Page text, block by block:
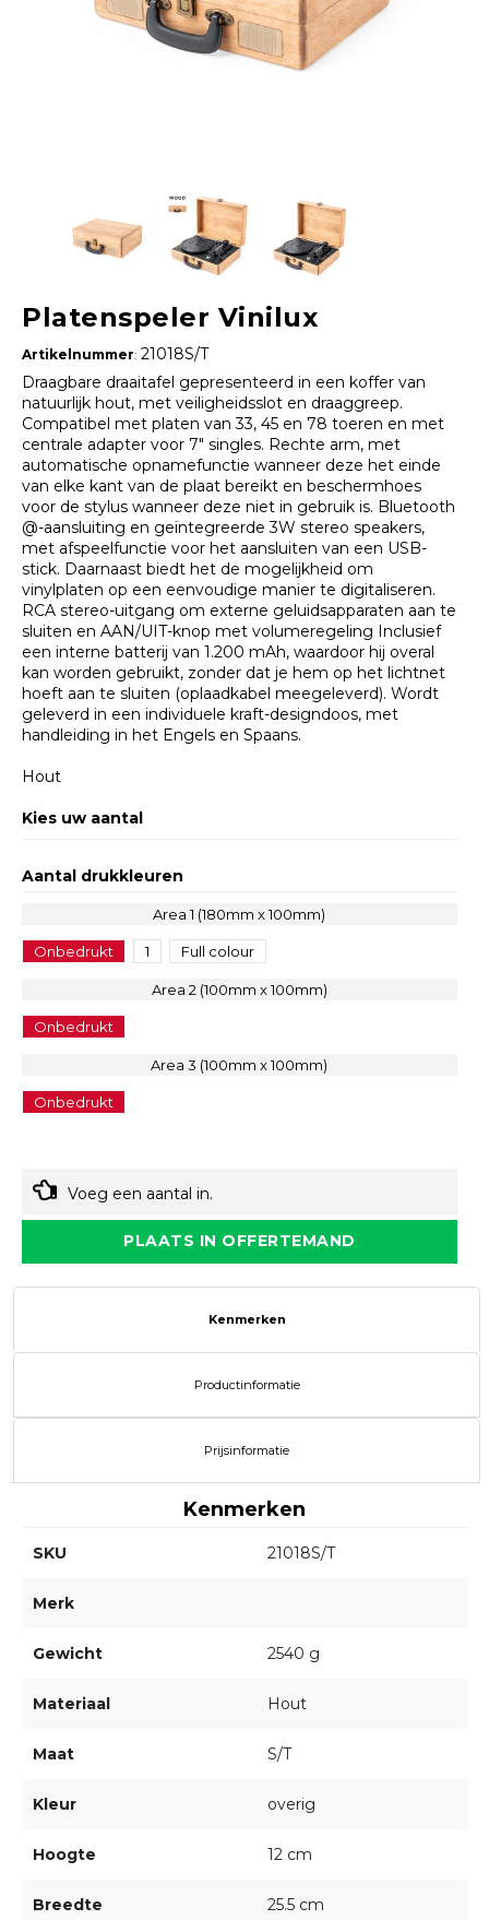
Platenspeler Vinilux
Artikelnummer:21018S/T
Draagbare draaitafel gepresenteerd in een koffer van
natuurlijk hout, met veiligheidsslot en draaggreep.
Compatibel met platen van 33, 45 en 78 toeren en met
centrale adapter voor 7" singles. Rechte arm, met
automatische opnamefunctie wanneer deze het einde
van elke kant van de plaat bereikt en beschermhoes
voor de stylus wanneer deze niet in gebruik is. Bluetooth
@-aansluiting en geïntegreerde 3W stereo speakers,
met afspeelfunctie voor het aansluiten van een USB-
stick. Daarnaast biedt het de mogelijkheid om
vinylplaten op een eenvoudige manier te digitaliseren.
RCA stereo-uitgang om externe geluidsapparaten aan te
sluiten en AAN/UIT-knop met volumeregeling Inclusief
een interne batterij van 1.200 mAh, waardoor hij overal
kan worden gebruikt, zonder dat je hem op het lichtnet
hoeft aan te sluiten (oplaadkabel meegeleverd). Wordt
geleverd in een individuele kraft-designdoos, met
handleiding in het Engels en Spaans.
Hout
Kies uw aantal
Aantal drukkleuren
Area 1 (180mm x 100mm)
Onbedrukt 1 Full colour
Area 2 (100mm x 100mm)
Onbedrukt
Area 3 (100mm x 100mm)
Onbedrukt
Voeg een aantal in.
PLAATS IN OFFERTEMAND
Kenmerken
Productinformatie
Prijsinformatie
Kenmerken
SKU 21018S/T
Merk
Gewicht 2540 g
Materiaal Hout
Maat S/T
Kleur overig
Hoogte 12 cm
Breedte 25.5 cm